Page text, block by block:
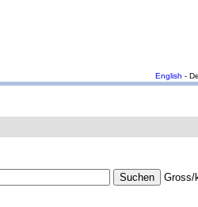
English -
Gross/